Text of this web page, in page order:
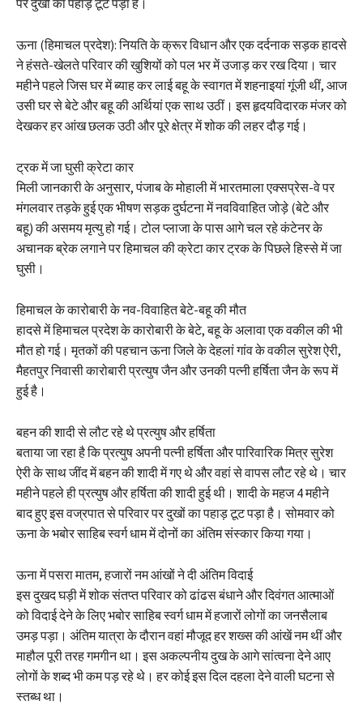
पर दुखों का पहाड़ टूट पड़ा है।
ऊना (हिमाचल प्रदेश): नियति के क्रूर विधान और एक दर्दनाक सड़क हादसे
ने हंसते-खेलते परिवार की खुशियों को पल भर में उजाड़ कर रख दिया। चार
महीने पहले जिस घर में ब्याह कर लाई बहू के स्वागत में शहनाइयां गूंजी थीं, आज
उसी घर से बेटे और बहू की अर्थियां एक साथ उठीं। इस हृदयविदारक मंजर को
देखकर हर आंख छलक उठी और पूरे क्षेत्र में शोक की लहर दौड़ गई।
ट्रक में जा घुसी क्रेटा कार
​मिली जानकारी के अनुसार, पंजाब के मोहाली में भारतमाला एक्सप्रेस-वे पर
मंगलवार तड़के हुई एक भीषण सड़क दुर्घटना में नवविवाहित जोड़े (बेटे और
बहू) की असमय मृत्यु हो गई। टोल प्लाजा के पास आगे चल रहे कंटेनर के
अचानक ब्रेक लगाने पर हिमाचल की क्रेटा कार ट्रक के पिछले हिस्से में जा
घुसी।
हिमाचल के कारोबारी के नव-विवाहित बेटे-बहू की मौत
हादसे में हिमाचल प्रदेश के कारोबारी के बेटे, बहू के अलावा एक वकील की भी
मौत हो गई। मृतकों की पहचान ऊना जिले के देहलां गांव के वकील सुरेश ऐरी,
मैहतपुर निवासी कारोबारी प्रत्युष जैन और उनकी पत्नी हर्षिता जैन के रूप में
हुई है।
बहन की शादी से लौट रहे थे प्रत्युष और हर्षिता
बताया जा रहा है कि प्रत्युष अपनी पत्नी हर्षिता और पारिवारिक मित्र सुरेश
ऐरी के साथ जींद में बहन की शादी में गए थे और वहां से वापस लौट रहे थे। चार
महीने पहले ही प्रत्युष और हर्षिता की शादी हुई थी। शादी के महज 4 महीने
बाद हुए इस वज्रपात से परिवार पर दुखों का पहाड़ टूट पड़ा है। सोमवार को
ऊना के भबोर साहिब स्वर्ग धाम में दोनों का अंतिम संस्कार किया गया।
​ऊना में पसरा मातम, हजारों नम आंखों ने दी अंतिम विदाई
इस दुखद घड़ी में शोक संतप्त परिवार को ढांढस बंधाने और दिवंगत आत्माओं
को विदाई देने के लिए भबोर साहिब स्वर्ग धाम में हजारों लोगों का जनसैलाब
उमड़ पड़ा। अंतिम यात्रा के दौरान वहां मौजूद हर शख्स की आंखें नम थीं और
माहौल पूरी तरह गमगीन था। इस अकल्पनीय दुख के आगे सांत्वना देने आए
लोगों के शब्द भी कम पड़ रहे थे। हर कोई इस दिल दहला देने वाली घटना से
स्तब्ध था।